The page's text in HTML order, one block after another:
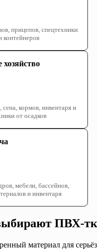
прицепов, спецтехники
контейнеров
хозяйство
сена, кормов, инвентаря и
от осадков
мебели, бассейнов,
и инвентаря
ПВХ-
материал для